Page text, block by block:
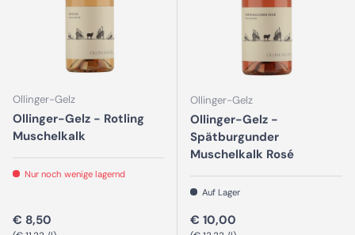
Ollinger-Gelz
Ollinger-Gelz - Rotling
Muschelkalk
Nur noch wenige lagernd
Normaler Preis
€ 8,50
Ollinger-Gelz
Ollinger-Gelz -
Spätburgunder
Muschelkalk Rosé
Auf Lager
Normaler Preis
€ 10,00